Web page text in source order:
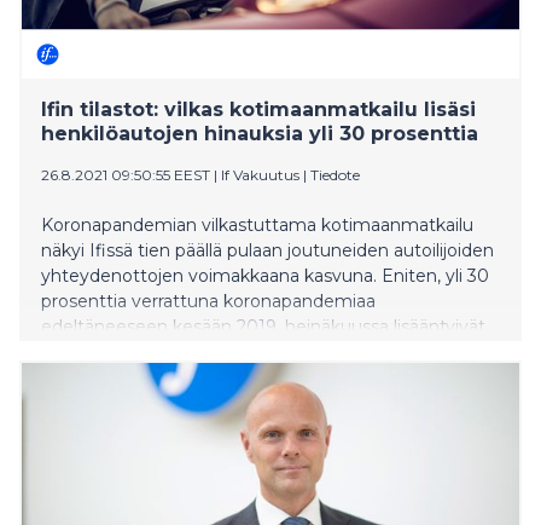
Ifin tilastot: vilkas kotimaanmatkailu lisäsi
henkilöautojen hinauksia yli 30 prosenttia
26.8.2021 09:50:55 EEST | If Vakuutus | Tiedote
Koronapandemian vilkastuttama kotimaanmatkailu
näkyi Ifissä tien päällä pulaan joutuneiden autoilijoiden
yhteydenottojen voimakkaana kasvuna. Eniten, yli 30
prosenttia verrattuna koronapandemiaa
edeltäneeseen kesään 2019, heinäkuussa lisääntyivät